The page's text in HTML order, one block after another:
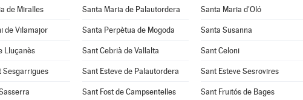
de Miralles Santa Maria de Palautordera Santa Maria d'Oló
de Vilamajor Santa Perpètua de Mogoda Santa Susanna
Lluçanès Sant Cebrià de Vallalta Sant Celoni
Sesgarrigues Sant Esteve de Palautordera Sant Esteve Sesrovires
Sant Fost de Campsentelles Sant Fruitós de Bages